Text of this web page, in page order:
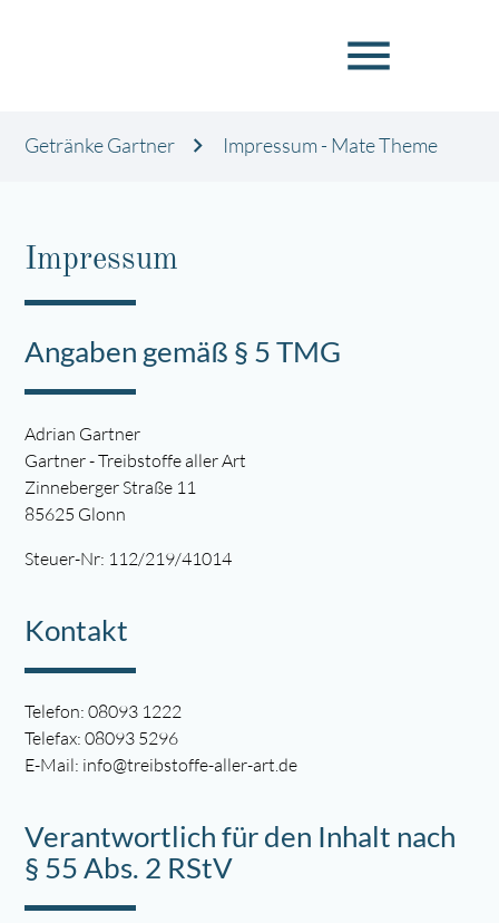
menu
Getränke Gartner Impressum - Mate Theme
Impressum
Angaben gemäß § 5 TMG
Adrian Gartner
Gartner - Treibstoffe aller Art
Zinneberger Straße 11
85625 Glonn
Steuer-Nr: 112/219/41014
Kontakt
Telefon: 08093 1222
Telefax: 08093 5296
E-Mail: info@treibstoffe-aller-art.de
Verantwortlich für den Inhalt nach
§ 55 Abs. 2 RStV